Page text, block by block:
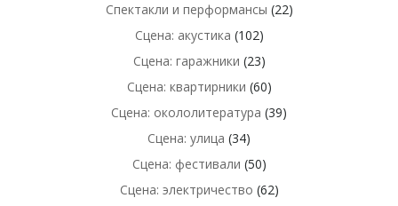
Спектакли и перформансы (22)
Сцена: акустика (102)
Сцена: гаражники (23)
Сцена: квартирники (60)
Сцена: окололитература (39)
Сцена: улица (34)
Сцена: фестивали (50)
Сцена: электричество (62)